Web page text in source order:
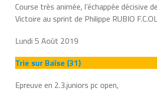
Course très animée, l’échappée décisive
Victoire au sprint de Philippe RUBIO
Lundi 5 Août 2019
Trie sur Baïse (31)
Epreuve en 2.3.juniors pc open,